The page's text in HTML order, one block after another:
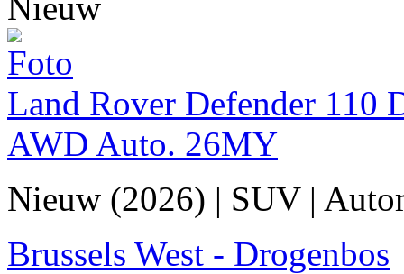
Land Rover Defender 110
AWD Auto. 26MY
Nieuw (2026) | SUV|
Brussels West - Drogenbos